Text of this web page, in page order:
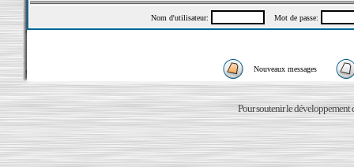
Nom d'utilisateur: Mot de passe:
Nouveaux messages
Pour soutenir le développement